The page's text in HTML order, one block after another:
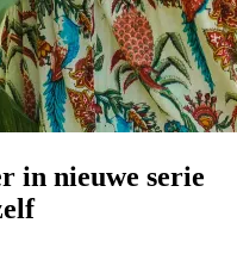
in nieuwe serie